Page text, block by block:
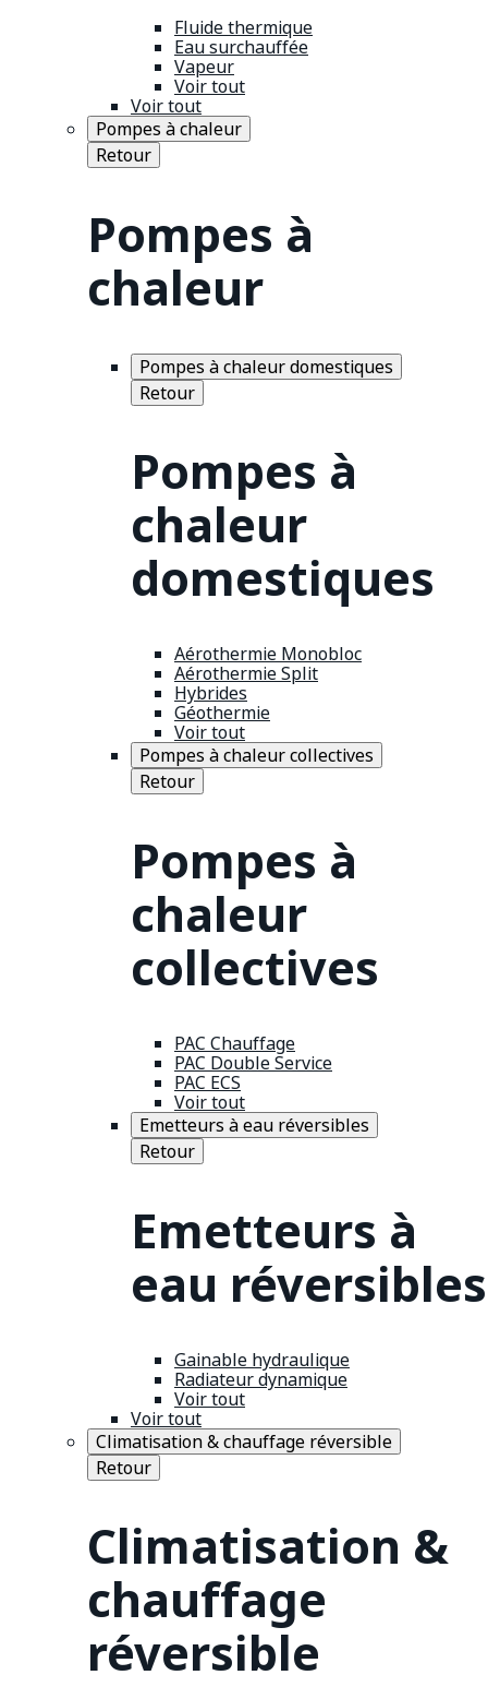
Fluide thermique
Eau surchauffée
Vapeur
Voir tout
Voir tout
Pompes à chaleur
Retour
Pompes à
chaleur
Pompes à chaleur domestiques
Retour
Pompes à
chaleur
domestiques
Aérothermie Monobloc
Aérothermie Split
Hybrides
Géothermie
Voir tout
Pompes à chaleur collectives
Retour
Pompes à
chaleur
collectives
PAC Chauffage
PAC Double Service
PAC ECS
Voir tout
Emetteurs à eau réversibles
Retour
Emetteurs à
eau réversibles
Gainable hydraulique
Radiateur dynamique
Voir tout
Voir tout
Climatisation & chauffage réversible
Retour
Climatisation &
chauffage
réversible